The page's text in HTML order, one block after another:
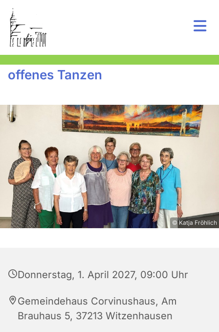
offenes Tanzen
© Katja Fröhlich
Donnerstag, 1. April 2027, 09:00 Uhr
Gemeindehaus Corvinushaus, Am
Brauhaus 5, 37213 Witzenhausen